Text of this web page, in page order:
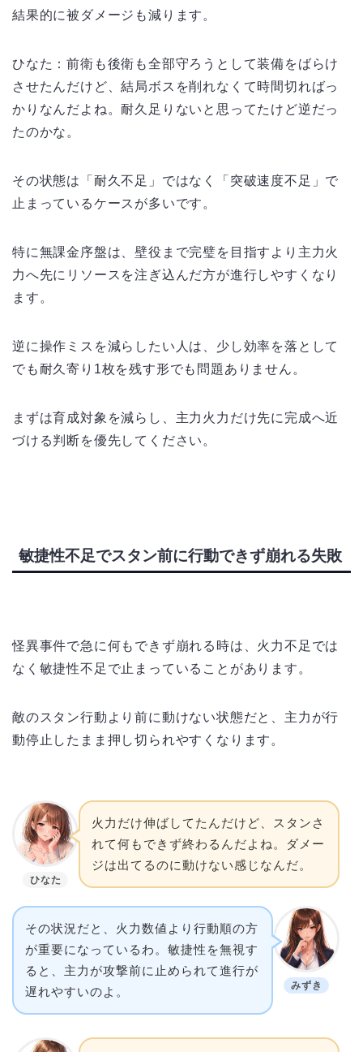
結果的に被ダメージも減ります。
ひなた：前衛も後衛も全部守ろうとして装備をばらけ
させたんだけど、結局ボスを削れなくて時間切ればっ
かりなんだよね。耐久足りないと思ってたけど逆だっ
たのかな。
その状態は「耐久不足」ではなく「突破速度不足」で
止まっているケースが多いです。
特に無課金序盤は、壁役まで完璧を目指すより主力火
力へ先にリソースを注ぎ込んだ方が進行しやすくなり
ます。
逆に操作ミスを減らしたい人は、少し効率を落として
でも耐久寄り1枚を残す形でも問題ありません。
まずは育成対象を減らし、主力火力だけ先に完成へ近
づける判断を優先してください。
敏捷性不足でスタン前に行動できず崩れる失敗
怪異事件で急に何もできず崩れる時は、火力不足では
なく敏捷性不足で止まっていることがあります。
敵のスタン行動より前に動けない状態だと、主力が行
動停止したまま押し切られやすくなります。
ひなた
火力だけ伸ばしてたんだけど、スタンさ
れて何もできず終わるんだよね。ダメー
ジは出てるのに動けない感じなんだ。
みずき
その状況だと、火力数値より行動順の方
が重要になっているわ。敏捷性を無視す
ると、主力が攻撃前に止められて進行が
遅れやすいのよ。